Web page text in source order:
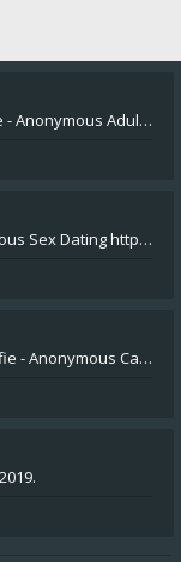
Private Girls From Your City - No Selfie - Anonymous Adult Dating https://privatedates.live Private Girls In Your
Girls In Your City - No Selfie - Anonymous Sex Dating https://SecretPrivat.com Womens In Your Town - Anonymous S
Private Girls From Your Town - No Selfie - Anonymous Casual Dating https://PrivateLadyEscorts.com Private Lady In